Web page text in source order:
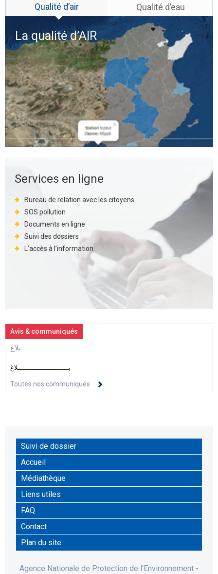
Qualité d’air Qualité d’eau
La qualité d’AIR
Services en ligne
Bureau de relation avec les citoyens
SOS pollution
Documents en ligne
Suivi des dossiers
L’accès à l’information
Avis & communiqués
بلاغ
بــــــــــــــــــــــــــلاغ
Toutes nos communiqués
Suivi de dossier
Accueil
Médiathèque
Liens utiles
FAQ
Contact
Plan du site
Agence Nationale de Protection de l'Environnement -